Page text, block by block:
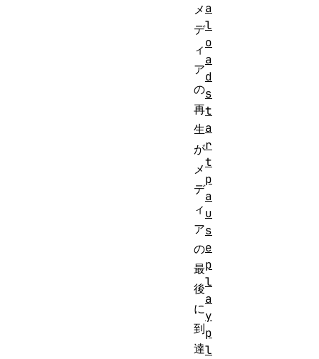
メ
デ
ィ
ア
の
再
生
が
メ
デ
ィ
ア
の
最
後
に
到
達
a
l
o
a
d
s
t
a
r
t
p
a
u
s
e
p
l
a
y
p
l